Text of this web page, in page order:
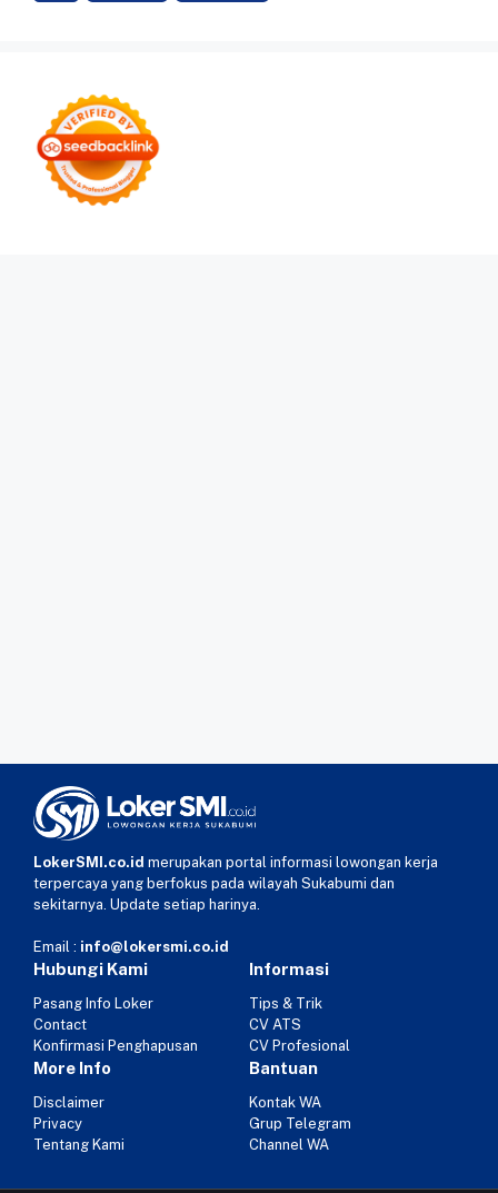
LokerSMI.co.id merupakan portal informasi lowongan kerja
terpercaya yang berfokus pada wilayah Sukabumi dan
sekitarnya. Update setiap harinya.
Email : info@lokersmi.co.id
Hubungi Kami
Pasang Info Loker
Contact
Konfirmasi Penghapusan
Informasi
Tips & Trik
CV ATS
CV Profesional
More Info
Disclaimer
Privacy
Tentang Kami
Bantuan
Kontak WA
Grup Telegram
Channel WA